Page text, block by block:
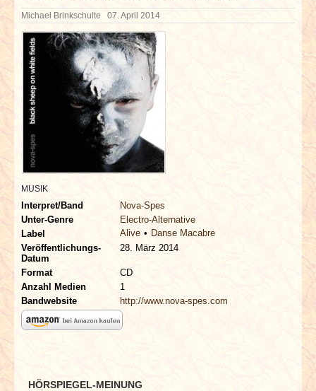
NEWS & DATES
BERICHTE
VERLOSUNGEN
INTERVIEWS
SPECIALS
REDAKTION
LINKS
ARCHIV
Michael Brinkschulte 07. April 2014
MUSIK
Interpret/Band
Nova-Spes
Unter-Genre
Electro-Alternative
Label
Alive
Danse Macabre
Veröffentlichungs-
Datum
28. März 2014
Format
CD
Anzahl Medien
1
Bandwebsite
http://www.nova-spes.com
HÖRSPIEGEL-MEINUNG